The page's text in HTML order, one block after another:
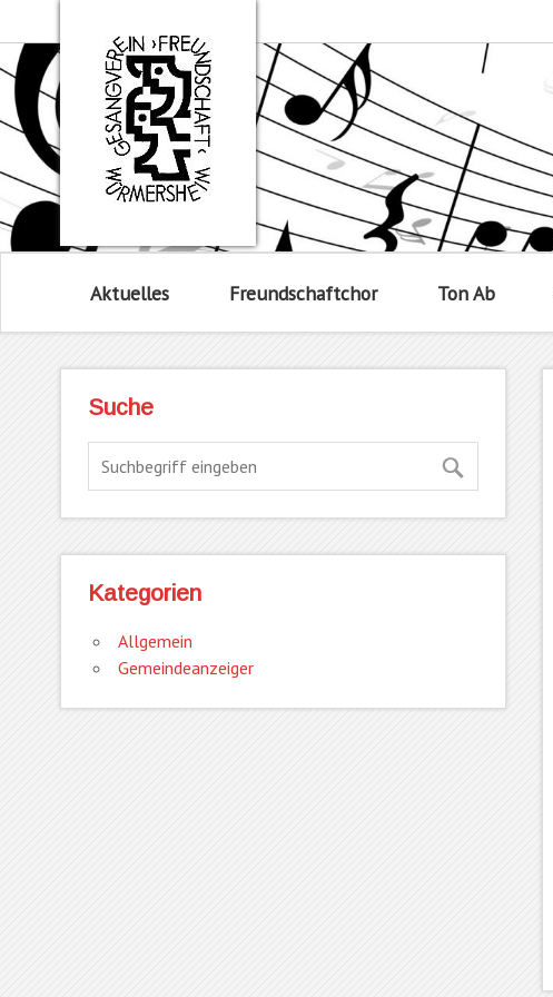
Aktuelles Freundschaftchor Ton Ab
Suche
Kategorien
Allgemein
Gemeindeanzeiger